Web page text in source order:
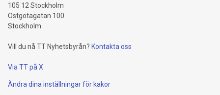
105 12 Stockholm
Östgötagatan 100
Stockholm
Vill du nå TT Nyhetsbyrån? Kontakta oss
Via TT på X
Ändra dina inställningar för kakor